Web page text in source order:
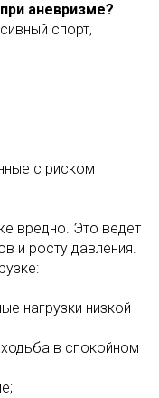
аневризме?
спорт,
с риском
вредно. Это ведет
и росту давления.
нагрузки низкой
в спокойном